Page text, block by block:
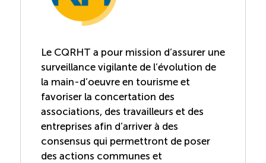
Le CQRHT a pour mission d’assurer une
surveillance vigilante de l’évolution de
la main-d’oeuvre en tourisme et
favoriser la concertation des
associations, des travailleurs et des
entreprises afin d’arriver à des
consensus qui permettront de poser
des actions communes et